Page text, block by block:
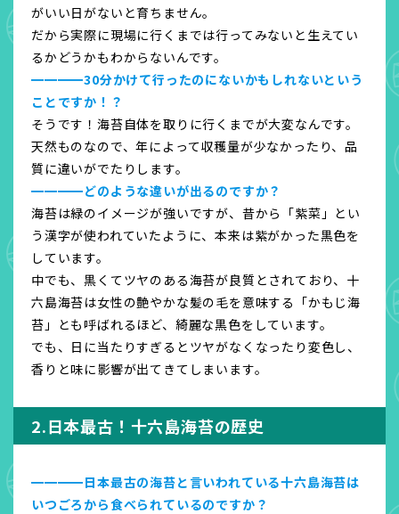
がいい日がないと育ちません。
だから実際に現場に行くまでは行ってみないと生えてい
るかどうかもわからないんです。
━━━━30分かけて行ったのにないかもしれないという
ことですか！？
そうです！海苔自体を取りに行くまでが大変なんです。
天然ものなので、年によって収穫量が少なかったり、品
質に違いがでたりします。
━━━━どのような違いが出るのですか？
海苔は緑のイメージが強いですが、昔から「紫菜」とい
う漢字が使われていたように、本来は紫がかった黒色を
しています。
中でも、黒くてツヤのある海苔が良質とされており、十
六島海苔は女性の艶やかな髪の毛を意味する「かもじ海
苔」とも呼ばれるほど、綺麗な黒色をしています。
でも、日に当たりすぎるとツヤがなくなったり変色し、
香りと味に影響が出てきてしまいます。
2.日本最古！十六島海苔の歴史
━━━━日本最古の海苔と言いわれている十六島海苔は
いつごろから食べられているのですか？